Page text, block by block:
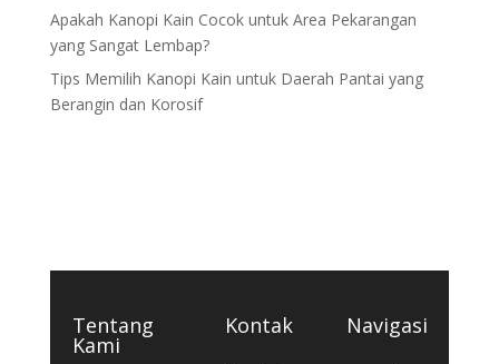
Apakah Kanopi Kain Cocok untuk Area Pekarangan
yang Sangat Lembap?
Tips Memilih Kanopi Kain untuk Daerah Pantai yang
Berangin dan Korosif
Tentang
Kami
Kontak Navigasi